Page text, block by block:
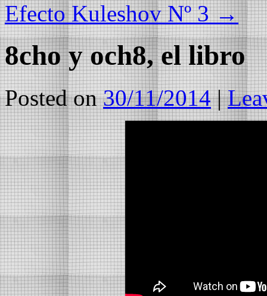
Efecto Kuleshov Nº 3→
8cho y och8, el libro
Posted on 30/11/2014 |